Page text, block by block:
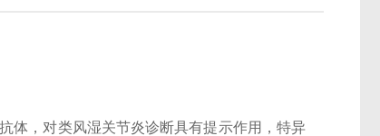
体，对类风湿关节炎诊断具有提示作用，特异